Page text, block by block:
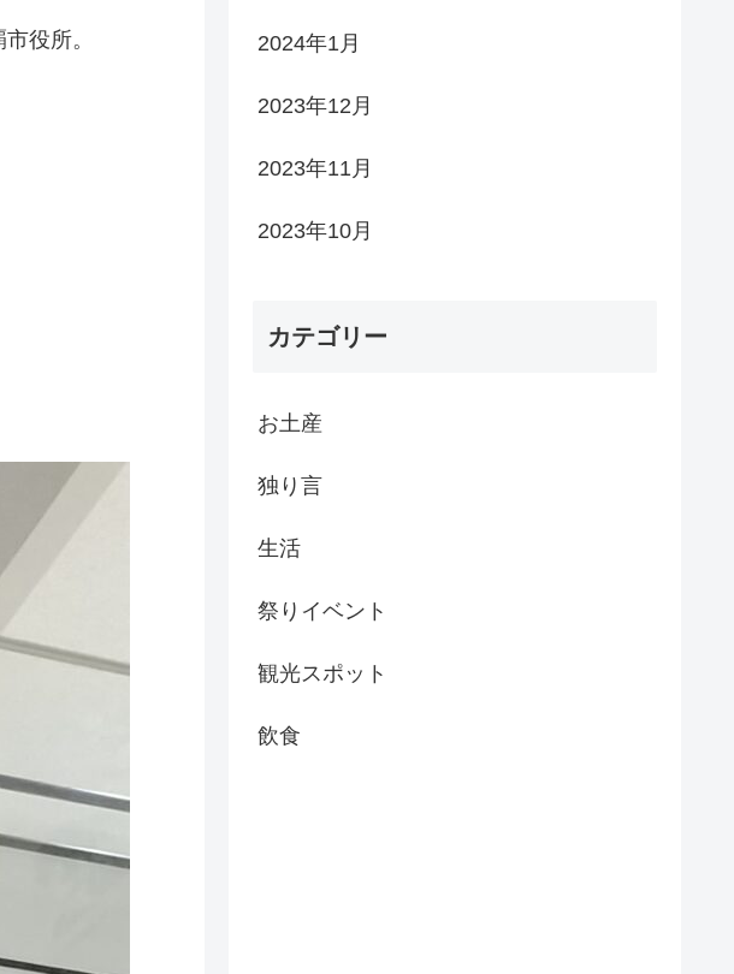
役所。 2024年1月
2023年12月
2023年11月
2023年10月
カテゴリー
お土産
独り言
生活
祭りイベント
観光スポット
飲食